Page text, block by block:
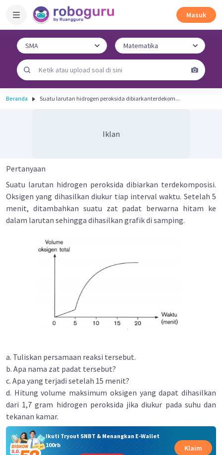
Masuk
Beranda Suatu larutan hidrogen peroksida dibiarkanterdekom...
Iklan
Pertanyaan
Suatu larutan hidrogen peroksida dibiarkan terdekomposisi.
Oksigen yang dihasilkan diukur tiap interval waktu. Setelah 5
menit, ditambahkan suatu zat padat berwarna hitam ke
dalam larutan sehingga dihasilkan grafik di samping.
a. Tuliskan persamaan reaksi tersebut.
b. Apa nama zat padat tersebut?
c. Apa yang terjadi setelah 15 menit?
d. Hitung volume maksimum oksigen yang dapat dihasilkan
dari 1,7 gram hidrogen peroksida jika diukur pada suhu dan
tekanan kamar.
Ikuti Tryout SNBT & Menangkan E-Wallet
100rb
Klaim